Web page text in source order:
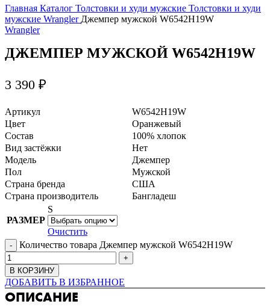
Главная Каталог Толстовки и худи мужские Толстовки и худи
мужские Wrangler Джемпер мужской W6542H19W
Wrangler
ДЖЕМПЕР МУЖСКОЙ W6542H19W
3 390 ₽
Артикул
W6542H19W
Цвет
Оранжевый
Состав
100% хлопок
Вид застёжки
Нет
Модель
Джемпер
Пол
Мужской
Страна бренда
США
Страна производитель
Бангладеш
РАЗМЕР
S
Очистить
Количество товара Джемпер мужской W6542H19W
В КОРЗИНУ
ДОБАВИТЬ В ИЗБРАННОЕ
ОПИСАНИЕ